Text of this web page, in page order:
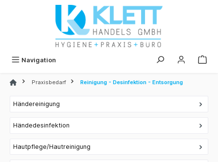
Navigation
Praxisbedarf Reinigung - Desinfektion - Entsorgung
Händereinigung
Händedesinfektion
Hautpflege/Hautreinigung